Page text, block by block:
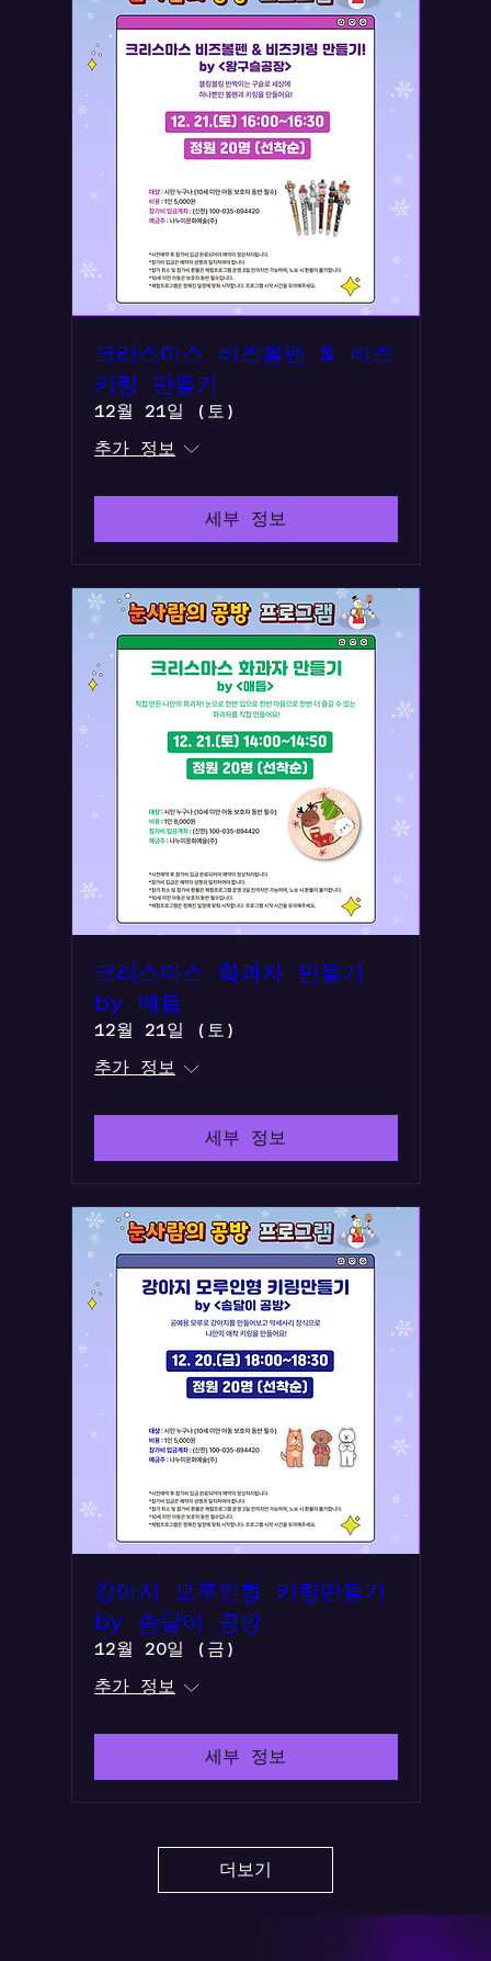
크리스마스 비즈볼펜 & 비즈
키링 만들기
12월 21일 (토)
추가 정보
세부 정보
크리스마스 화과자 만들기
by 매듭
12월 21일 (토)
추가 정보
세부 정보
강아지 모루인형 키링만들기
by 솜달이 공방
12월 20일 (금)
추가 정보
세부 정보
더보기